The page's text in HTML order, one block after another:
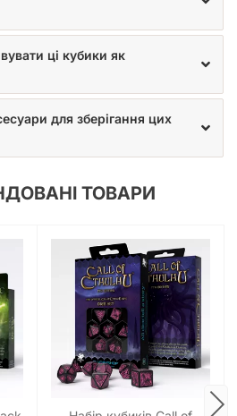
ці кубики як
для зберігання цих
ТОВАРИ